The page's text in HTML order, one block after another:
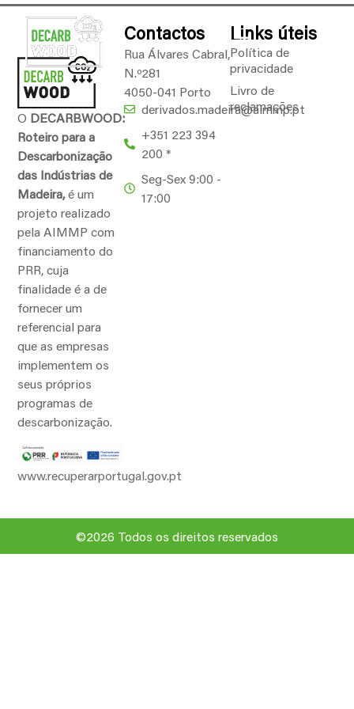
O DECARBWOOD:
Roteiro para a
Descarbonização
das Indústrias de
Madeira,é um
projeto realizado
pela AIMMP com
financiamento do
PRR, cuja
finalidade é a de
fornecer um
referencial para
que as empresas
implementem os
seus próprios
programas de
descarbonização.
www.recuperarportugal.gov.pt
Links úteis
Política de
privacidade
Livro de
reclamações
Contactos
Rua Álvares Cabral,
N.º281
4050-041 Porto
derivados.madeira@aimmp.pt
+351 223 394
200 *
Seg-Sex 9:00 -
17:00
©2026 Todos os direitos reservados